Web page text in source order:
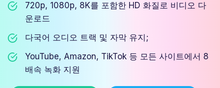
720p, 1080p, 8K를 포함한 HD 화질로 비디오 다
운로드
다국어 오디오 트랙 및 자막 유지;
YouTube, Amazon, TikTok 등 모든 사이트에서 8
배속 녹화 지원